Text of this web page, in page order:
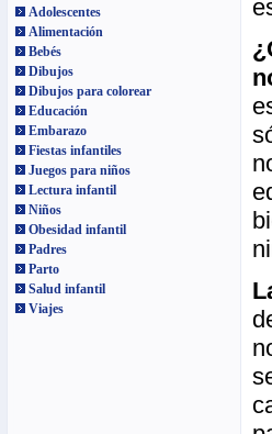
Adolescentes
Alimentación
Bebés
Dibujos
Dibujos para colorear
Educación
Embarazo
Fiestas infantiles
Juegos para niños
Lectura infantil
Niños
Obesidad infantil
Padres
Parto
Salud infantil
Viajes